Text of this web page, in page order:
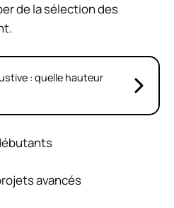
de la sélection des
: quelle hauteur
avancés